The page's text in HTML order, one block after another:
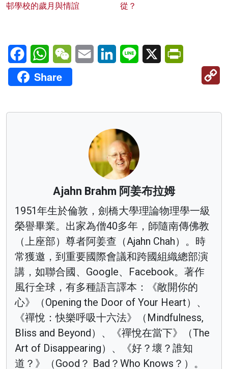
邨學校的歲月與情誼
從？
FacebookWhatsAppWeChatEmail LinkedInLine X
Share
Ajahn Brahm 阿姜布拉姆
1951年生於倫敦，劍橋大學理論物理學一級
榮譽畢業。出家為僧40多年，師隨南傳佛教
（上座部）尊者阿姜查（Ajahn Chah）。時
常獲邀，到重要國際會議和跨國組織總部演
講，如聯合國、Google、Facebook。著作
風行全球，有多種語言譯本：《敞開你的
心》（Opening the Door of Your Heart）、
《禪悅：快樂呼吸十六法》（Mindfulness,
Bliss and Beyond）、《禪悅在當下》（The
Art of Disappearing）、《好？壞？誰知
道？》（Good？ Bad？Who Knows？）。